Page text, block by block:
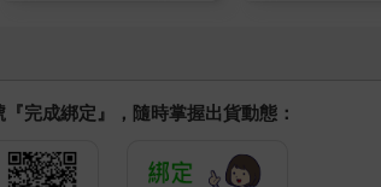
完成綁定』，隨時掌握出貨動態：